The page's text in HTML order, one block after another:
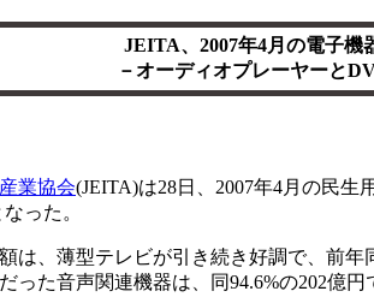
JEITA、2007年4月の電子機
－オーディオプレーヤーと
業協会(JEITA)は28日、2007年4月の民
った。
、薄型テレビが引き続き好調で、前年
った音声関連機器は、同94.6%の202億円